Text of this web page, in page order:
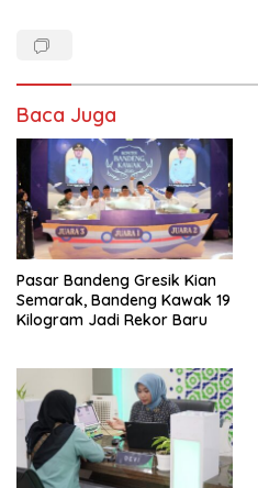
Baca Juga
Pasar Bandeng Gresik Kian
Semarak, Bandeng Kawak 19
Kilogram Jadi Rekor Baru